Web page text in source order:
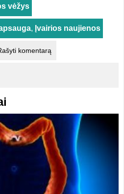
vėžys
, Įvairios naujienos
komentarą